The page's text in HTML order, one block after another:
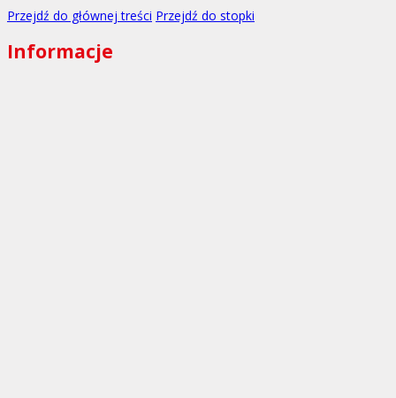
Przejdź do głównej treści Przejdź do stopki
Informacje